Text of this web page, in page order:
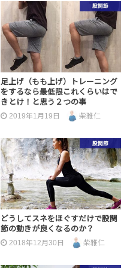
股関節
足上げ（もも上げ）トレーニング
をするなら最低限これくらいはで
きとけ！と思う２つの事
2019年1月19日 柴雅仁
股関節
どうしてスネをほぐすだけで股関
節の動きが良くなるのか？
2018年12月30日 柴雅仁